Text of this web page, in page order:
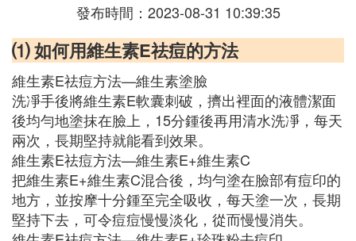
發布時間：2023-08-31 10:39:35
⑴ 如何用維生素E祛痘的方法
維生素E祛痘方法—維生素塗臉
洗凈手後將維生素E軟囊刺破，擠出裡面的液體潔面
後均勻地塗抹在臉上，15分鍾後再用清水洗凈，每天
兩次，長期堅持就能看到效果。
維生素E祛痘方法—維生素E+維生素C
把維生素E+維生素C混合後，均勻塗在臉部有痘印的
地方，並按摩十分鍾至完全吸收，每天塗一次，長期
堅持下去，可令痘痘慢慢淡化，從而慢慢消失。